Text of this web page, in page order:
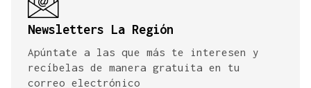
Newsletters La Región
Apúntate a las que más te interesen y
recíbelas de manera gratuita en tu
correo electrónico